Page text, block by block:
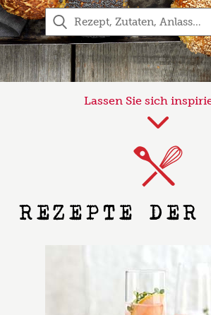
Lassen Sie sich
REZEPTE DER